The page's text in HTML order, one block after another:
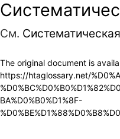
См.
The original document is
https://htaglossary.net/
BA%D0%B0%D1%8F-